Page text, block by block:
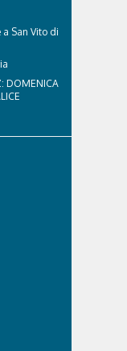
San Vito di
DOMENICA